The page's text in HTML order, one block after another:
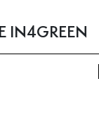
IN4GREEN